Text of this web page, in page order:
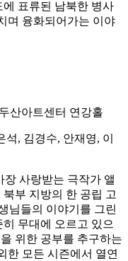
표류된 남북한 병사
며 융화되어가는 이야
산아트센터 연강홀
석, 김경수, 안재영, 이
장 사랑받는 극작가 앨
부 지방의 한 공립 고
님들의 이야기를 그린
무대에 오르고 있으
위한 공부를 추구하는
한 모든 시즌에서 열연